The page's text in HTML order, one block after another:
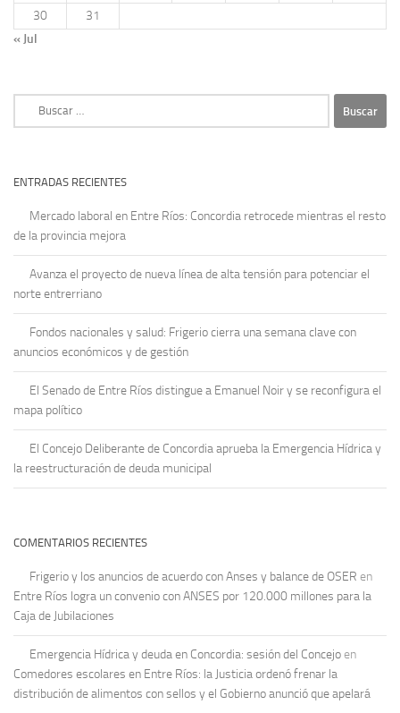
30
31
« Jul
ENTRADAS RECIENTES
Mercado laboral en Entre Ríos: Concordia retrocede mientras el resto
de la provincia mejora
Avanza el proyecto de nueva línea de alta tensión para potenciar el
norte entrerriano
Fondos nacionales y salud: Frigerio cierra una semana clave con
anuncios económicos y de gestión
El Senado de Entre Ríos distingue a Emanuel Noir y se reconfigura el
mapa político
El Concejo Deliberante de Concordia aprueba la Emergencia Hídrica y
la reestructuración de deuda municipal
COMENTARIOS RECIENTES
Frigerio y los anuncios de acuerdo con Anses y balance de OSER en
Entre Ríos logra un convenio con ANSES por 120.000 millones para la
Caja de Jubilaciones
Emergencia Hídrica y deuda en Concordia: sesión del Concejo en
Comedores escolares en Entre Ríos: la Justicia ordenó frenar la
distribución de alimentos con sellos y el Gobierno anunció que apelará